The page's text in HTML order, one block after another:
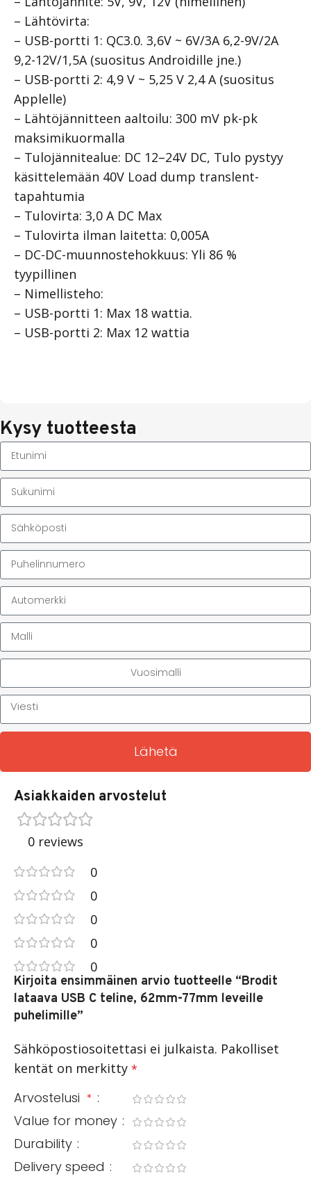
– Lähtövirta:
– USB-portti 1: QC3.0. 3,6V ~ 6V/3A 6,2-9V/2A
9,2-12V/1,5A (suositus Androidille jne.)
– USB-portti 2: 4,9 V ~ 5,25 V 2,4 A (suositus
Applelle)
– Lähtöjännitteen aaltoilu: 300 mV pk-pk
maksimikuormalla
– Tulojännitealue: DC 12–24V DC, Tulo pystyy
käsittelemään 40V Load dump translent-
tapahtumia
– Tulovirta: 3,0 A DC Max
– Tulovirta ilman laitetta: 0,005A
– DC-DC-muunnostehokkuus: Yli 86 %
tyypillinen
– Nimellisteho:
– USB-portti 1: Max 18 wattia.
– USB-portti 2: Max 12 wattia
Kysy tuotteesta
Lähetä
Asiakkaiden arvostelut
0 reviews
0
0
0
0
0
Kirjoita ensimmäinen arvio tuotteelle “Brodit
lataava USB C teline, 62mm-77mm leveille
puhelimille”
Sähköpostiosoitettasi ei julkaista. Pakolliset
kentät on merkitty *
Arvostelusi *
Value for money
Durability
Delivery speed